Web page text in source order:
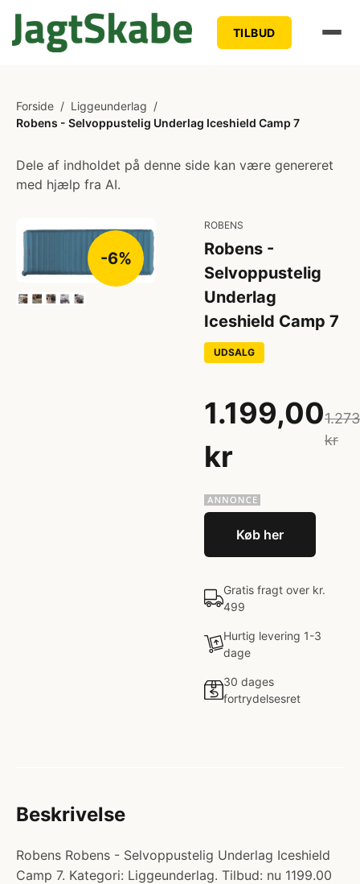
TILBUD
Forside / Liggeunderlag /
Robens - Selvoppustelig Underlag Iceshield Camp 7
Dele af indholdet på denne side kan være genereret
med hjælp fra AI.
-6%
ROBENS
Robens -
Selvoppustelig
Underlag
Iceshield Camp 7
UDSALG
1.199,00
kr
kr
Køb her
Gratis fragt over kr.
499
Hurtig levering 1-3
dage
30 dages
fortrydelsesret
Beskrivelse
Robens Robens - Selvoppustelig Underlag Iceshield
Camp 7. Kategori: Liggeunderlag. Tilbud: nu 1199.00